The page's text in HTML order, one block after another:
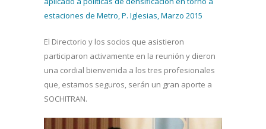
estaciones de Metro, P. Iglesias, Marzo 2015
El Directorio y los socios que asistieron
participaron activamente en la reunión y dieron
una cordial bienvenida a los tres profesionales
que, estamos seguros, serán un gran aporte a
SOCHITRAN.